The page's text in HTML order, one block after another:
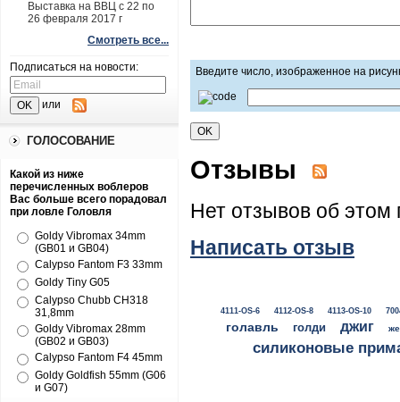
Выставка на ВВЦ с 22 по
26 февраля 2017 г
Смотреть все...
Подписаться на новости:
или
ГОЛОСОВАНИЕ
Какой из ниже
перечисленных воблеров
Вас больше всего порадовал
при ловле Головля
Goldy Vibromax 34mm
(GB01 и GB04)
Calypso Fantom F3 33mm
Goldy Tiny G05
Calypso Chubb CH318
31,8mm
Goldy Vibromax 28mm
(GB02 и GB03)
Calypso Fantom F4 45mm
Goldy Goldfish 55mm (G06
и G07)
Введите число, изображенное на
Отзывы
Нет отзывов об этом
Написать отзыв
4111-OS-6 4112-OS-8 4113-OS-10
голавль голди джиг
силиконовые